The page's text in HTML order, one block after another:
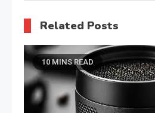
Related Posts
10 MINS READ